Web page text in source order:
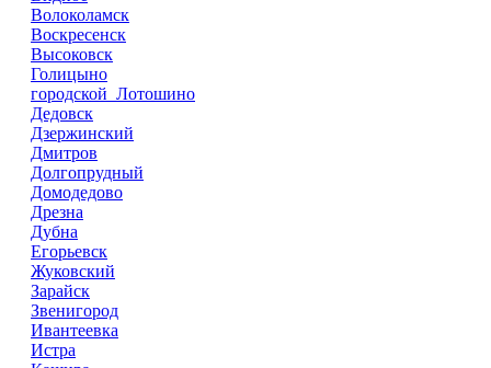
Волоколамск
Воскресенск
Высоковск
Голицыно
городской Лотошино
Дедовск
Дзержинский
Дмитров
Долгопрудный
Домодедово
Дрезна
Дубна
Егорьевск
Жуковский
Зарайск
Звенигород
Ивантеевка
Истра